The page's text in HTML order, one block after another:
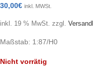
30,00€ inkl. MWSt.
inkl. 19 % MwSt. zzgl.
Maßstab: 1:87/H0
Nicht vorrätig